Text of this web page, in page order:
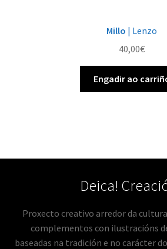
Millo | Lenzo
40,00€
Engadir ao
Deica!
Proxecto creativo arredor da
complementos con ilustracións
baseadas na tradición e no carácter